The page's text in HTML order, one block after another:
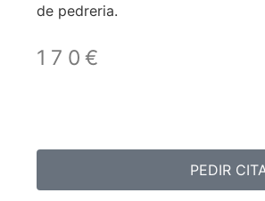
de pedreria.
170€
PEDIR